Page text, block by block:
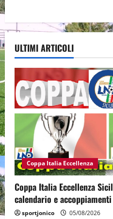
ULTIMI ARTICOLI
Coppa Italia Eccellenza
Coppa Italia Eccellenza
calendario e
sportjonico 05/08/2026